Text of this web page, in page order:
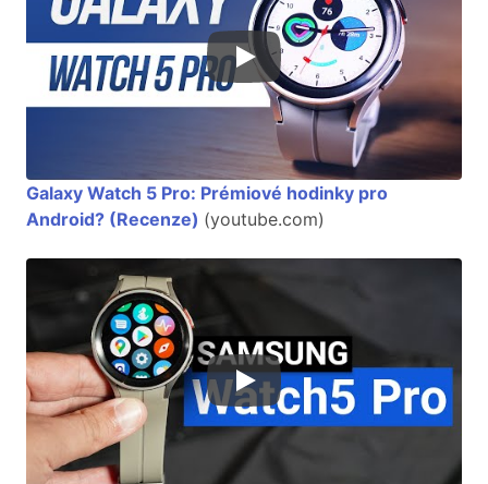
Galaxy Watch 5 Pro: Prémiové hodinky pro
Android? (Recenze) (youtube.com)